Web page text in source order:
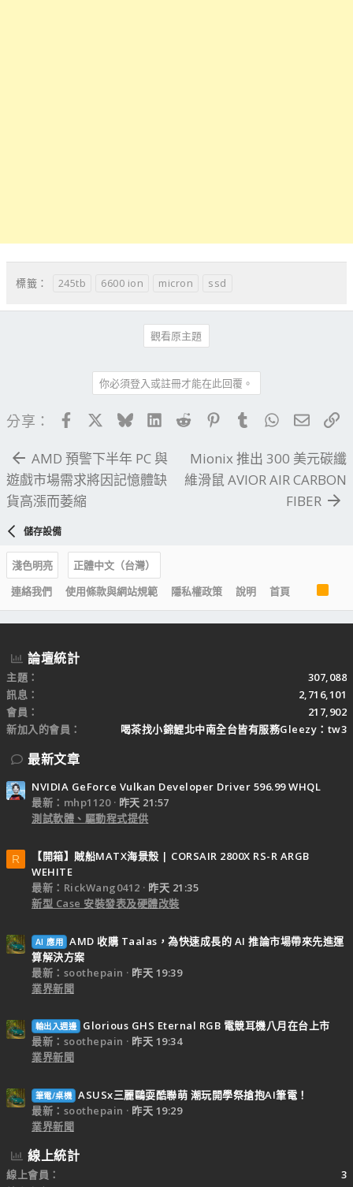
標籤： 245tb 6600 ion micron ssd
觀看原主題
你必須登入或註冊才能在此回覆。
分享： FacebookBlueskyLinkedIn
Reddit PinterestTumblrWhatsApp
電子
AMD 預警下半年 PC 與
遊戲市場需求將因記憶體缺
貨高漲而萎縮
Mionix 推出 300 美元碳纖
維滑鼠 AVIOR AIR CARBON
FIBER
儲存設備
淺色明亮
正體中文（台灣）
連絡我們
使用條款與網站規範 隱私權政策 說明 首頁
R
S
S
論壇統計
主題
307,088
訊息
2,716,101
會員
217,902
新加入的會員
喝茶找小錦鯉北中南全台皆有服務Gleezy：tw3
最新文章
NVIDIA GeForce Vulkan Developer Driver 596.99 WHQL
最新：mhp1120
昨天 21:57
測試軟體、驅動程式提供
R
【開箱】賊船MATX海景殼 | CORSAIR 2800X RS-R ARGB
WEHITE
最新：RickWang0412
昨天 21:35
新型 Case 安裝發表及硬體改裝
AI 應用 AMD 收購 Taalas，為快速成長的 AI 推論市場帶來先進運
算解決方案
最新：soothepain
昨天 19:39
業界新聞
輸出入週邊
Glorious GHS Eternal RGB 電競耳機八月在台上市
最新：soothepain
昨天 19:34
業界新聞
筆電/桌機 ASUSx三麗鷗耍酷聯萌 潮玩開學祭搶抱AI筆電！
最新：soothepain
昨天 19:29
業界新聞
線上統計
線上會員
3